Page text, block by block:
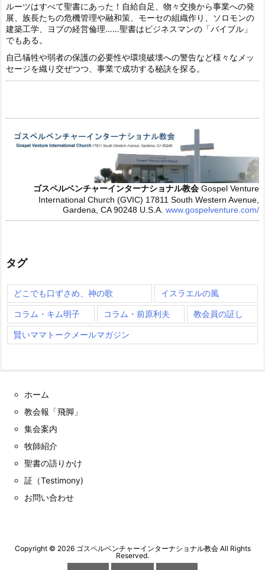
ルーツはすべて聖書にあった！自給自足、物々交換から事業への発
展、族長たちの危機管理や融和策、モーセの組織作り、ソロモンの
建築工学、ヨブの経営倫理……聖書はビジネスマンの「バイブル」
でもある。
自己犠牲や弱者の保護の必要性や環境破壊への警告など様々なメッ
セージを織り交ぜつつ、事業で成功する秘訣を探る。
ゴスペルベンチャーインターナショナル教会 Gospel Venture
International Church (GVIC) 17811 South Western Avenue,
Gardena, CA 90248 U.S.A. www.gospelventure.com/
タグ
どこでも口ずさめ、神の歌 イスラエルの風
コラム・キム明子 コラム・前原利夫 教会員の証し
賢いママトークメールマガジン
ホーム
教会報「飛脚」
集会案内
牧師紹介
聖書の語りかけ
証（Testimony)
お問い合わせ
Copyright © 2026 ゴスペルベンチャーインターナショナル教会All Rights
Reserved.